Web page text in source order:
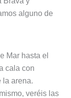
alguno de
Mar hasta el
cala con
la arena.
veréis las